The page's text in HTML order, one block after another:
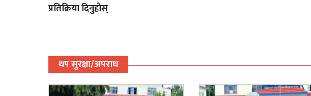
प्रतिक्रिया दिनुहोस्
थप सुरक्षा/अपराध